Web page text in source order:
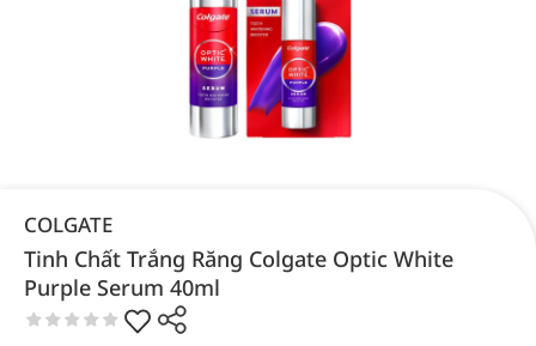
COLGATE
Tinh Chất Trắng Răng Colgate Optic White
Purple Serum 40ml